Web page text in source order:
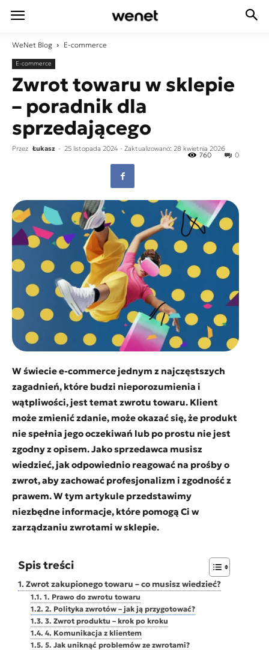
WeNet Blog E-commerce
E-commerce
Zwrot towaru w sklepie
– poradnik dla
sprzedającego
Przez Łukasz - 25 listopada 2024 - Zaktualizowano: 28 kwietnia 2026
0
760
W świecie e-commerce jednym z najczęstszych
zagadnień, które budzi nieporozumienia i
wątpliwości, jest temat zwrotu towaru. Klient
może zmienić zdanie, może okazać się, że produkt
nie spełnia jego oczekiwań lub po prostu nie jest
zgodny z opisem. Jako sprzedawca musisz
wiedzieć, jak odpowiednio reagować na prośby o
zwrot, aby zachować profesjonalizm i zgodność z
prawem. W tym artykule przedstawimy
niezbędne informacje, które pomogą Ci w
zarządzaniu zwrotami w sklepie.
Spis treści
Zwrot zakupionego towaru – co musisz wiedzieć?
1. Prawo do zwrotu towaru
2. Polityka zwrotów – jak ją przygotować?
3. Zwrot produktu – krok po kroku
4. Komunikacja z klientem
5. Jak uniknąć problemów ze zwrotami?